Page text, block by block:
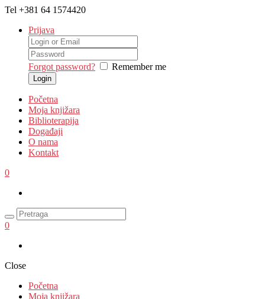
Tel +381 64 1574420
Prijava
Forgot password? Remember me
Početna
Moja knjižara
Biblioterapija
Događaji
O nama
Kontakt
0
0
Close
Početna
Moja knjižara